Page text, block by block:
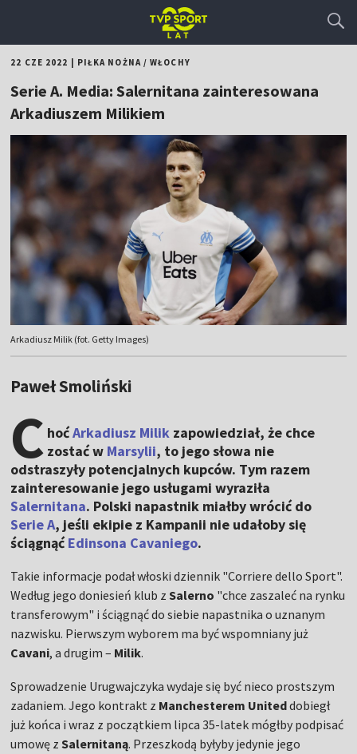
22 CZE 2022 PIŁKA NOŻNA/WŁOCHY
Serie A. Media: Salernitana zainteresowana
Arkadiuszem Milikiem
Arkadiusz Milik (fot. Getty Images)
Paweł Smoliński
C hoćArkadiusz Milik zapowiedział, że chce
zostać w Marsylii, to jego słowa nie
odstraszyły potencjalnych kupców. Tym razem
zainteresowanie jego usługami wyraziła
Salernitana. Polski napastnik miałby wrócić do
Serie A, jeśli ekipie z Kampanii nie udałoby się
ściągnąćEdinsona Cavaniego.
Takie informacje podał włoski dziennik "Corriere dello Sport".
Według jego doniesień klub zSalerno "chce zaszaleć na rynku
transferowym" i ściągnąć do siebie napastnika o uznanym
nazwisku. Pierwszym wyborem ma być wspomniany już
Cavani, a drugim – Milik.
Sprowadzenie Urugwajczyka wydaje się być nieco prostszym
zadaniem. Jego kontrakt z Manchesterem Uniteddobiegł
już końca i wraz z początkiem lipca 35-latek mógłby podpisać
umowę zSalernitaną. Przeszkodą byłyby jedynie jego